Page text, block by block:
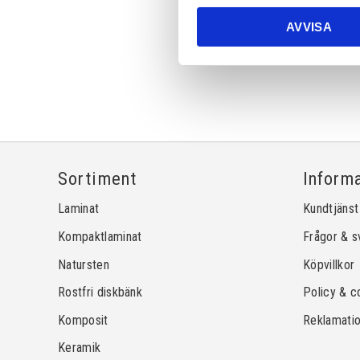
AVVISA
Sortiment
Laminat
Kompaktlaminat
Natursten
Rostfri diskbänk
Komposit
Keramik
Kundtjänst
Frågor &
Köpvillkor
Policy &